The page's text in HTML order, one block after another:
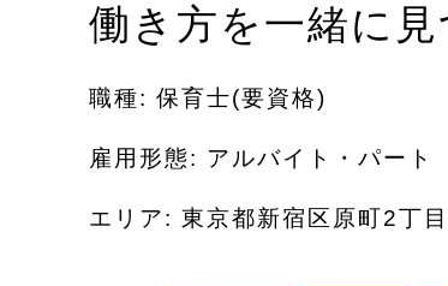
働き方を一緒に見
職種: 保育士(要資格)
雇用形態: アルバイト・パート
エリア: 東京都新宿区原町2丁